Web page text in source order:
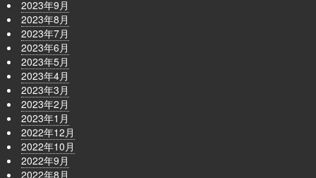
2023年9月
2023年8月
2023年7月
2023年6月
2023年5月
2023年4月
2023年3月
2023年2月
2023年1月
2022年12月
2022年10月
2022年9月
2022年8月